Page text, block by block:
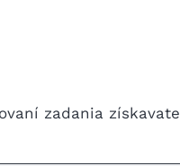
zadania získavate